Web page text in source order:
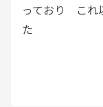
っており これ
た